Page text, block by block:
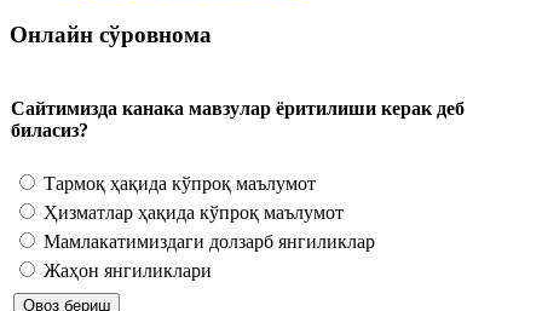
Онлайн сўровнома
Сайтимизда канака мавзулар ёритилиши керак деб
биласиз?
Тармоқ ҳақида кўпроқ маълумот
Ҳизматлар ҳақида кўпроқ маълумот
Мамлакатимиздаги долзарб янгиликлар
Жаҳон янгиликлари